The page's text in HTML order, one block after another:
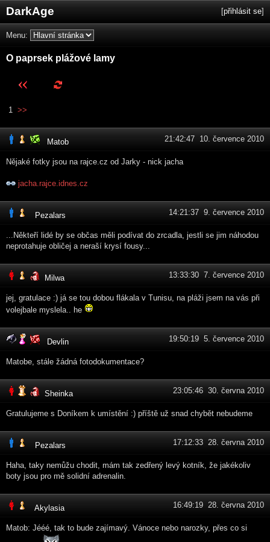
DarkAge [přihlásit se]
Menu:
O paprsek plážové lamy
1 >>
Matob 21:42:47 10. července 2010
Nějaké fotky jsou na rajce.cz od Jarky - nick jacha
jacha.rajce.idnes.cz
Pezalars 14:21:37 9. července 2010
...Někteří lidé by se občas měli podívat do zrcadla, jestli se jim náhodou
neprotahuje obličej a neraší krysí fousy...
Milwa 13:33:30 7. července 2010
jej, gratulace :) já se tou dobou flákala v Tunisu, na pláži jsem na vás při
volejbale myslela.. he
Devlin 19:50:19 5. července 2010
Matobe, stále žádná fotodokumentace?
Sheinka 23:05:46 30. června 2010
Gratulujeme s Doníkem k umístění :) příště už snad chybět nebudeme
Pezalars 17:12:33 28. června 2010
Haha, taky nemůžu chodit, mám tak zedřený levý kotník, že jakékoliv
boty jsou pro mě solidní adrenalin.
Akylasia 16:49:19 28. června 2010
Matob: Jééé, tak to bude zajímavý. Vánoce nebo narozky, přes co si